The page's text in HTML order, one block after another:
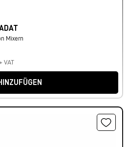
Mixern
VAT